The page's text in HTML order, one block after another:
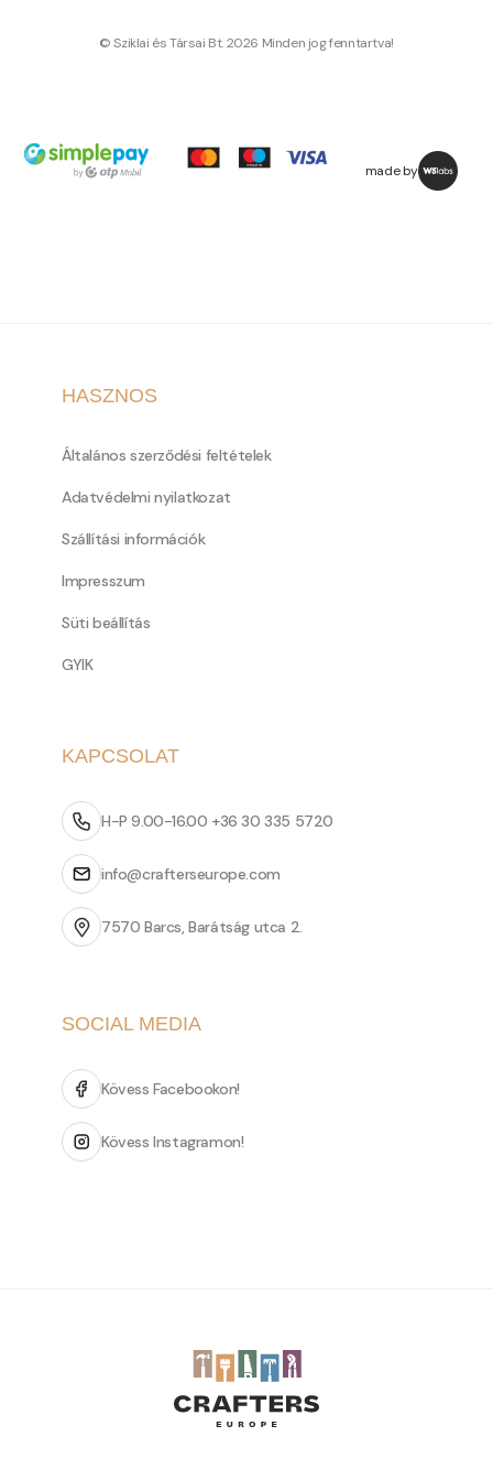
© Sziklai és Társai Bt. 2026 Minden jog fenntartva!
made by
HASZNOS
Általános szerződési feltételek
Adatvédelmi nyilatkozat
Szállítási információk
Impresszum
Süti beállítás
GYIK
KAPCSOLAT
H-P 9.00-16.00 +36 30 335 5720
info@crafterseurope.com
7570 Barcs, Barátság utca 2.
SOCIAL MEDIA
Kövess Facebookon!
Kövess Instagramon!